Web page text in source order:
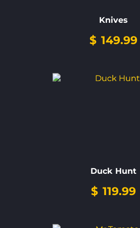
Knives
$ 149.99
Duck Hunt
$ 119.99